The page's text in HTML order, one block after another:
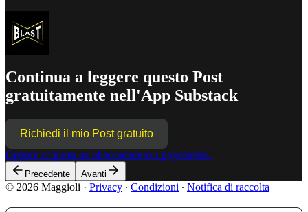
Continua a leggere questo Post
gratuitamente nell'App Substack
Richiedi il mio Post gratuito
Oppure acquista un abbonamento a pagamento.
Precedente Avanti
© 2026 Maggioli · Privacy ∙ Condizioni ∙ Notifica di raccolta